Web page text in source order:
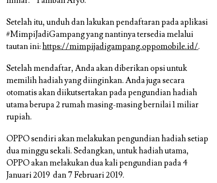
Setelah itu, unduh dan lakukan pendaftaran pada aplikasi
#MimpiJadiGampang yang nantinya tersedia melalui
tautan ini:https://mimpijadigampang.oppomobile.id/.
Setelah mendaftar, Anda akan diberikan opsi untuk
memilih hadiah yang diinginkan. Anda juga secara
otomatis akan diikutsertakan pada pengundian hadiah
utama berupa 2 rumah masing-masing bernilai 1 miliar
rupiah.
OPPO sendiri akan melakukan pengundian hadiah setiap
dua minggu sekali. Sedangkan, untuk hadiah utama,
OPPO akan melakukan dua kali pengundian pada 4
Januari 2019 dan 7 Februari 2019.